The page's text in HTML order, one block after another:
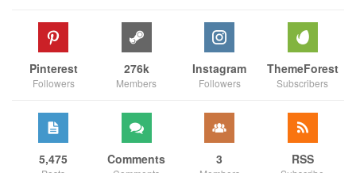
Pinterest
Followers
276k
Members
Instagram
Followers
ThemeForest
Subscribers
5,475 Comments 3 RSS